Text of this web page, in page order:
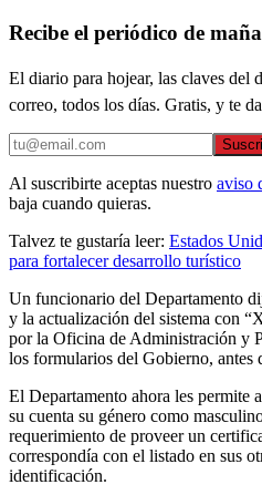
Recibe el periódico de
El diario para hojear, las claves
correo, todos los días. Gratis, y te
Al suscribirte aceptas nuestro aviso
baja cuando quieras.
Talvez te gustaría leer: Estados
para fortalecer desarrollo turístico
Un funcionario del Departamento
y la actualización del sistema con
por la Oficina de Administración y
los formularios del Gobierno, antes
El Departamento ahora les permite
su cuenta su género como
requerimiento de proveer un
correspondía con el listado en sus
identificación.